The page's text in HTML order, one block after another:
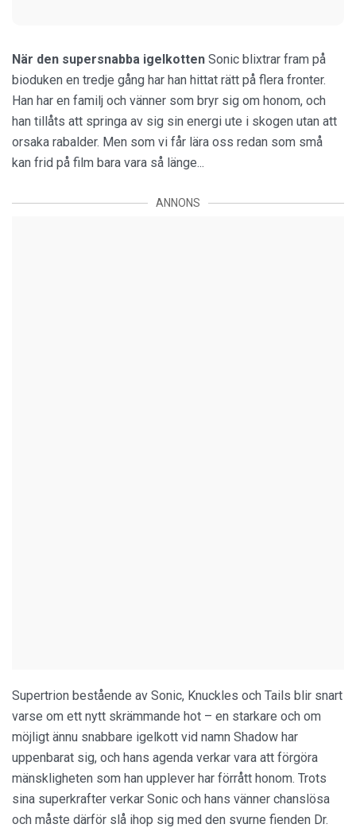
När den supersnabba igelkotten Sonic blixtrar fram på
bioduken en tredje gång har han hittat rätt på flera fronter.
Han har en familj och vänner som bryr sig om honom, och
han tillåts att springa av sig sin energi ute i skogen utan att
orsaka rabalder. Men som vi får lära oss redan som små
kan frid på film bara vara så länge...
ANNONS
Supertrion bestående av Sonic, Knuckles och Tails blir snart
varse om ett nytt skrämmande hot – en starkare och om
möjligt ännu snabbare igelkott vid namn Shadow har
uppenbarat sig, och hans agenda verkar vara att förgöra
mänskligheten som han upplever har förrått honom. Trots
sina superkrafter verkar Sonic och hans vänner chanslösa
och måste därför slå ihop sig med den svurne fienden Dr.